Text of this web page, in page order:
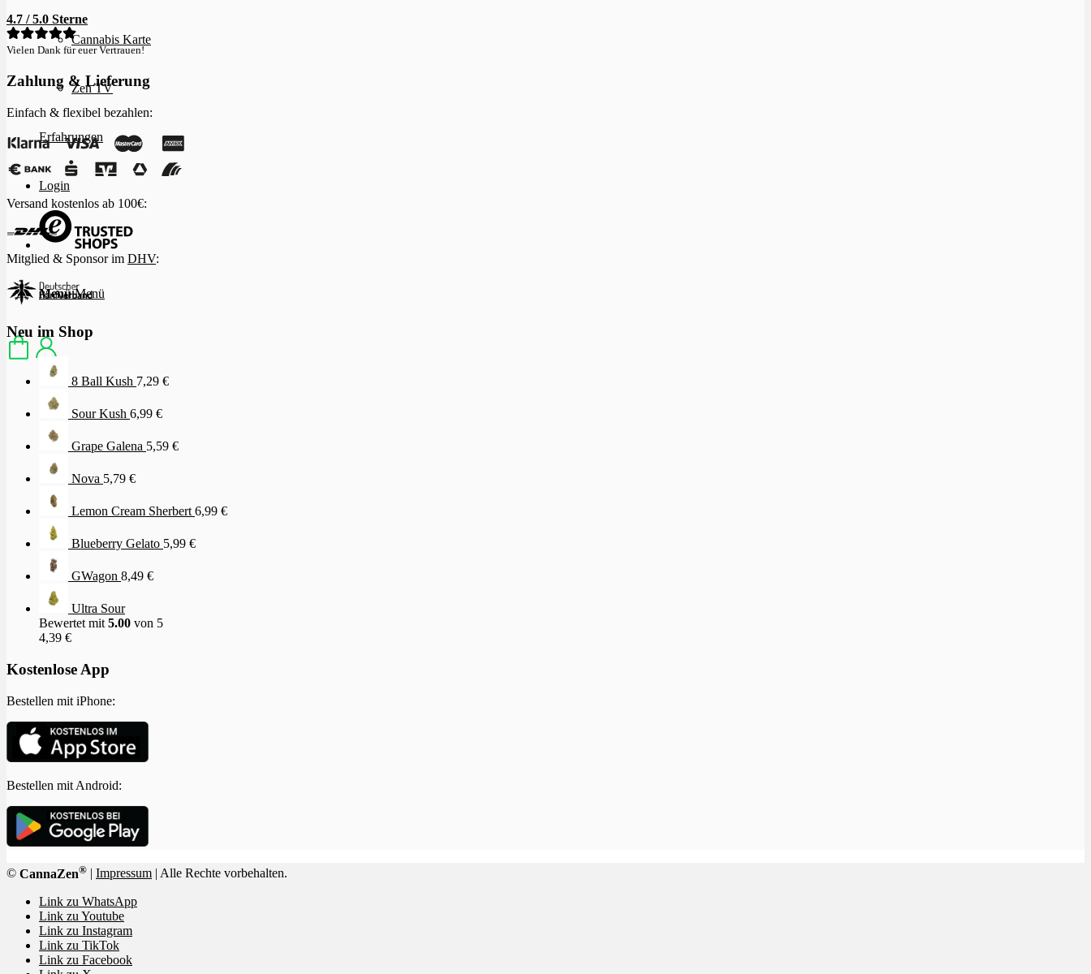
Cannabis Karte
Zen TV
Erfahrungen
Login
Menü Menü
4.7 / 5.0 Sterne
Vielen Dank für euer Vertrauen!
Zahlung & Lieferung
Einfach & flexibel bezahlen:
Versand kostenlos ab 100€:
Mitglied & Sponsor im DHV:
Neu im Shop
8 Ball Kush 7,29 €
Sour Kush 6,99 €
Grape Galena 5,59 €
Nova 5,79 €
Lemon Cream Sherbert 6,99 €
Blueberry Gelato 5,99 €
GWagon 8,49 €
Ultra Sour
Bewertet mit 5.00 von 5
4,39 €
Kostenlose App
Bestellen mit iPhone:
Bestellen mit Android:
© CannaZen® Impressum | Alle Rechte vorbehalten.
Link zu WhatsApp
Link zu Youtube
Link zu Instagram
Link zu TikTok
Link zu Facebook